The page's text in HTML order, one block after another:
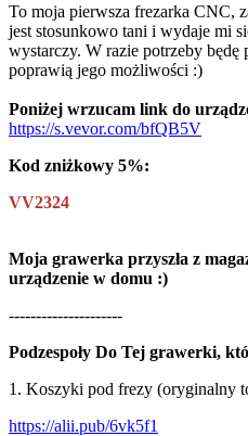
To moja pierwsza frezarka CNC,
jest stosunkowo tani i wydaje mi
wystarczy. W razie potrzeby będę
poprawią jego możliwości :)
Poniżej wrzucam link do
https://s.vevor.com/bfQB5V
Kod zniżkowy 5%:
VV2324
Moja grawerka przyszła z
urządzenie w domu :)
---------------------
Podzespoły Do Tej grawerki,
1. Koszyki pod frezy (oryginalny
https://alii.pub/6vk5f1